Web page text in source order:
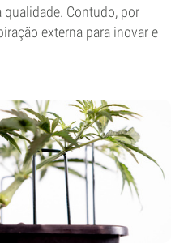
qualidade. Contudo, por
externa para inovar e